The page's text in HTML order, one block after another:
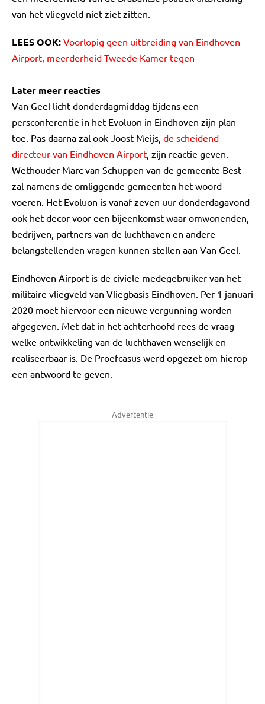
van het vliegveld niet ziet zitten.
LEES OOK: Voorlopig geen uitbreiding van Eindhoven
Airport, meerderheid Tweede Kamer tegen
Later meer reacties
Van Geel licht donderdagmiddag tijdens een
persconferentie in het Evoluon in Eindhoven zijn plan
toe. Pas daarna zal ook Joost Meijs, de scheidend
directeur van Eindhoven Airport, zijn reactie geven.
Wethouder Marc van Schuppen van de gemeente Best
zal namens de omliggende gemeenten het woord
voeren. Het Evoluon is vanaf zeven uur donderdagavond
ook het decor voor een bijeenkomst waar omwonenden,
bedrijven, partners van de luchthaven en andere
belangstellenden vragen kunnen stellen aan Van Geel.
Eindhoven Airport is de civiele medegebruiker van het
militaire vliegveld van Vliegbasis Eindhoven. Per 1 januari
2020 moet hiervoor een nieuwe vergunning worden
afgegeven. Met dat in het achterhoofd rees de vraag
welke ontwikkeling van de luchthaven wenselijk en
realiseerbaar is. De Proefcasus werd opgezet om hierop
een antwoord te geven.
Advertentie